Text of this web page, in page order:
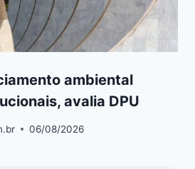
ambiental
avalia DPU
06/08/2026